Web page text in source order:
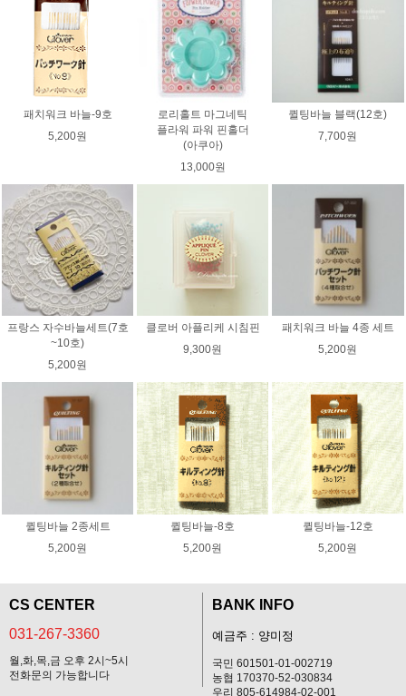
패치워크 바늘-9호
5,200원
로리홀트 마그네틱
플라워 파워 핀홀더
(아쿠아)
13,000원
퀼팅바늘 블랙(12호)
7,700원
프랑스 자수바늘세트(7호
~10호)
5,200원
클로버 아플리케 시침핀
9,300원
패치워크 바늘 4종 세트
5,200원
퀼팅바늘 2종세트
5,200원
퀼팅바늘-8호
5,200원
퀼팅바늘-12호
5,200원
CS CENTER
031-267-3360
월,화,목,금 오후 2시~5시
전화문의 가능합니다
BANK INFO
예금주 : 양미정
국민 601501-01-002719
농협 170370-52-030834
우리 805-614984-02-001